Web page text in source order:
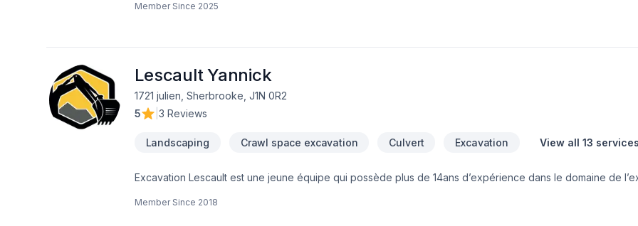
pour un projet résidentiel ou commercial, nous mettons notre savoir-faire au service de vos idées, avec
Member Since 2025
Lescault Yannick
1721 julien, Sherbrooke, J1N 0R2
5
3 Reviews
Landscaping Crawl space excavation Culvert Excavation View all 13 services
Excavation Lescault est une jeune équipe qui possède plus de 14ans d’expérience dans le domaine de
Member Since 2018